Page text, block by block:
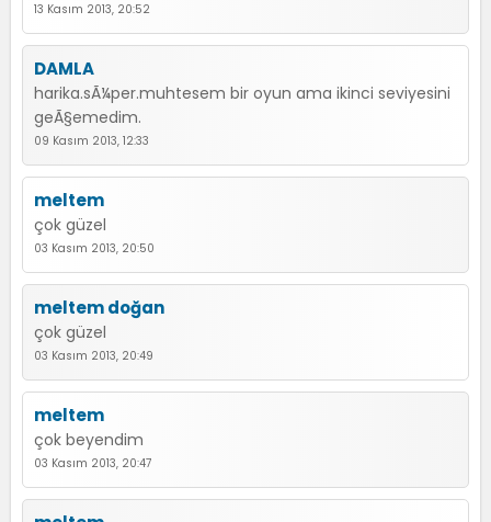
13 Kasım 2013, 20:52
DAMLA
harika.sÃ¼per.muhtesem bir oyun ama ikinci seviyesini
geÃ§emedim.
09 Kasım 2013, 12:33
meltem
çok güzel
03 Kasım 2013, 20:50
meltem doğan
çok güzel
03 Kasım 2013, 20:49
meltem
çok beyendim
03 Kasım 2013, 20:47